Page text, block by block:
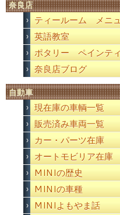
奈良店
ティールーム メニ
英語教室
ポタリー ペインテ
奈良店ブログ
自動車
現在庫の車輌一覧
販売済み車両一覧
カー・パーツ在庫
オートモビリア在庫
MINIの歴史
MINIの車種
MINIよもやま話